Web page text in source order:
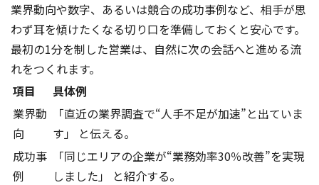
業界動向や数字、あるいは競合の成功事例など、相手が思
わず耳を傾けたくなる切り口を準備しておくと安心です。
最初の1分を制した営業は、自然に次の会話へと進める流
れをつくれます。
項目
具体例
業界動
向
「直近の業界調査で“人手不足が加速”と出ていま
す」 と伝える。
成功事
例
「同じエリアの企業が“業務効率30％改善”を実現
しました」 と紹介する。